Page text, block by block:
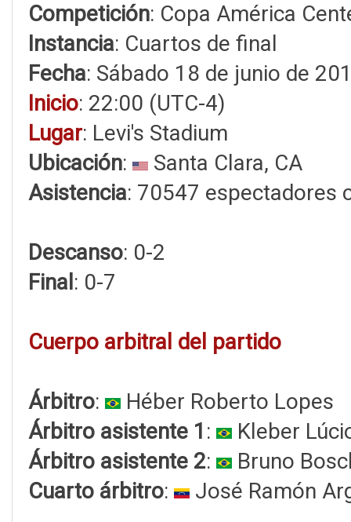
Competición: Copa América
Instancia: Cuartos de final
Fecha: Sábado 18 de junio de
Inicio: 22:00 (UTC-4)
Lugar: Levi's Stadium
Ubicación:
Santa Clara, CA
Asistencia: 70547 espectadores
Descanso: 0-2
Final : 0-7
Cuerpo arbitral del partido
Árbitro:
Héber Roberto Lopes
Árbitro asistente 1 :
Kleber
Árbitro asistente 2:
Bruno
Cuarto árbitro: José Ramón